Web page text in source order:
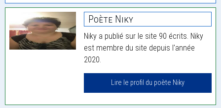
Poète Niky
Niky a publié sur le site 90 écrits. Niky
est membre du site depuis l'année
2020.
Lire le profil du poète Niky